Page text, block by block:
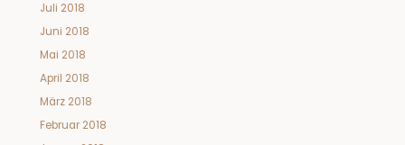
Juli 2018
Juni 2018
Mai 2018
April 2018
März 2018
Februar 2018